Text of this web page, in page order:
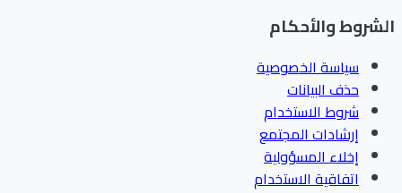
والأحكام
سياسة الخصوصية
حذف البيانات
شروط الاستخدام
إرشادات المجتمع
إخلاء المسؤولية
اتفاقية الاستخدام